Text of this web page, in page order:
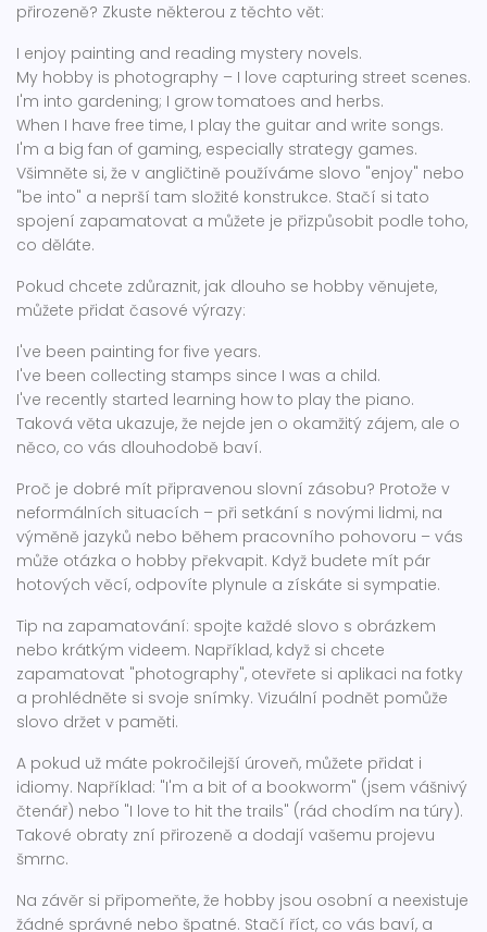
přirozeně? Zkuste některou z těchto vět:
I enjoy painting and reading mystery novels.
My hobby is photography – I love capturing street scenes.
I'm into gardening; I grow tomatoes and herbs.
When I have free time, I play the guitar and write songs.
I'm a big fan of gaming, especially strategy games.
Všimněte si, že v angličtině používáme slovo "enjoy" nebo
"be into" a neprší tam složité konstrukce. Stačí si tato
spojení zapamatovat a můžete je přizpůsobit podle toho,
co děláte.
Pokud chcete zdůraznit, jak dlouho se hobby věnujete,
můžete přidat časové výrazy:
I've been painting for five years.
I've been collecting stamps since I was a child.
I've recently started learning how to play the piano.
Taková věta ukazuje, že nejde jen o okamžitý zájem, ale o
něco, co vás dlouhodobě baví.
Proč je dobré mít připravenou slovní zásobu? Protože v
neformálních situacích – při setkání s novými lidmi, na
výměně jazyků nebo během pracovního pohovoru – vás
může otázka o hobby překvapit. Když budete mít pár
hotových věcí, odpovíte plynule a získáte si sympatie.
Tip na zapamatování: spojte každé slovo s obrázkem
nebo krátkým videem. Například, když si chcete
zapamatovat "photography", otevřete si aplikaci na fotky
a prohlédněte si svoje snímky. Vizuální podnět pomůže
slovo držet v paměti.
A pokud už máte pokročilejší úroveň, můžete přidat i
idiomy. Například: "I'm a bit of a bookworm" (jsem vášnivý
čtenář) nebo "I love to hit the trails" (rád chodím na túry).
Takové obraty zní přirozeně a dodají vašemu projevu
šmrnc.
Na závěr si připomeňte, že hobby jsou osobní a neexistuje
žádné správné nebo špatné. Stačí říct, co vás baví, a